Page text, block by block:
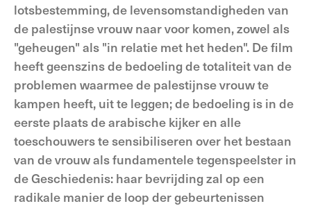
lotsbestemming, de levensomstandigheden van
de palestijnse vrouw naar voor komen, zowel als
"geheugen" als "in relatie met het heden". De film
heeft geenszins de bedoeling de totaliteit van de
problemen waarmee de palestijnse vrouw te
kampen heeft, uit te leggen; de bedoeling is in de
eerste plaats de arabische kijker en alle
toeschouwers te sensibiliseren over het bestaan
van de vrouw als fundamentele tegenspeelster in
de Geschiedenis: haar bevrijding zal op een
radikale manier de loop der gebeurtenissen